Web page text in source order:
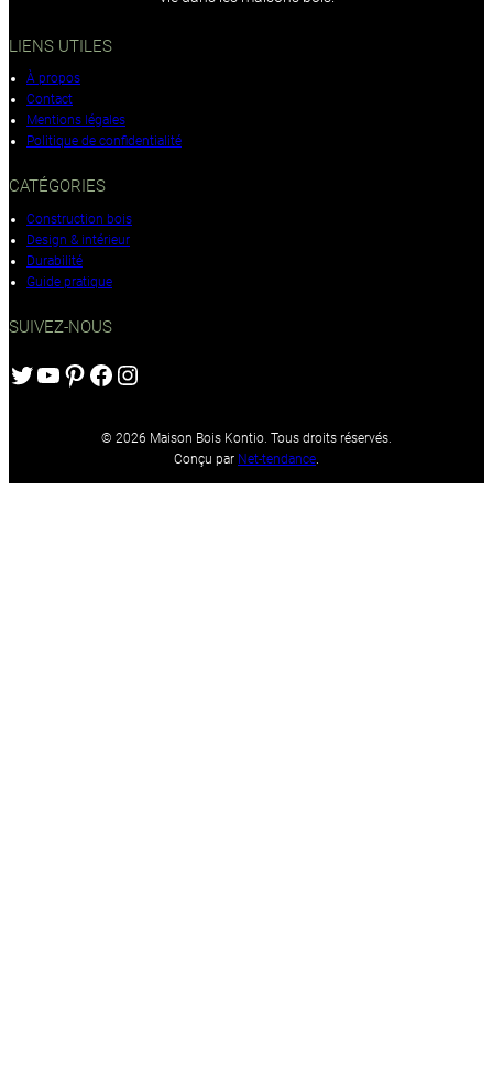
LIENS UTILES
À propos
Contact
Mentions légales
Politique de confidentialité
CATÉGORIES
Construction bois
Design & intérieur
Durabilité
Guide pratique
SUIVEZ-NOUS
Twitter YouTube Pinterest Facebook Instagram
© 2026 Maison Bois Kontio. Tous droits réservés.
Conçu par Net-tendance.